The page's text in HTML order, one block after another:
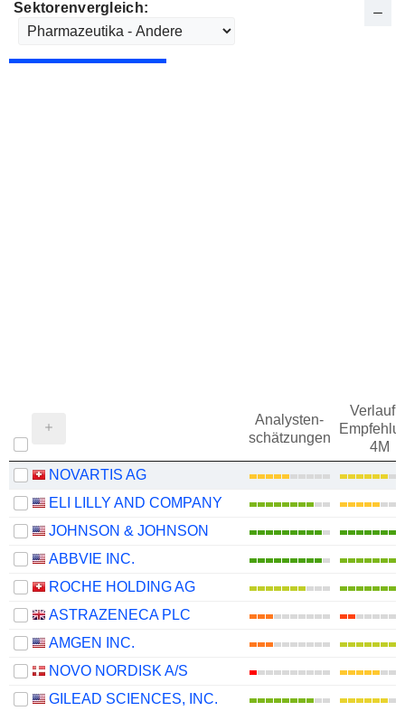
Sektorenvergleich:
Analysten-
schätzungen
Verlauf
4M
NOVARTIS AG
ELI LILLY AND COMPANY
JOHNSON & JOHNSON
ABBVIE INC.
ROCHE HOLDING AG
ASTRAZENECA PLC
AMGEN INC.
NOVO NORDISK A/S
GILEAD SCIENCES, INC.